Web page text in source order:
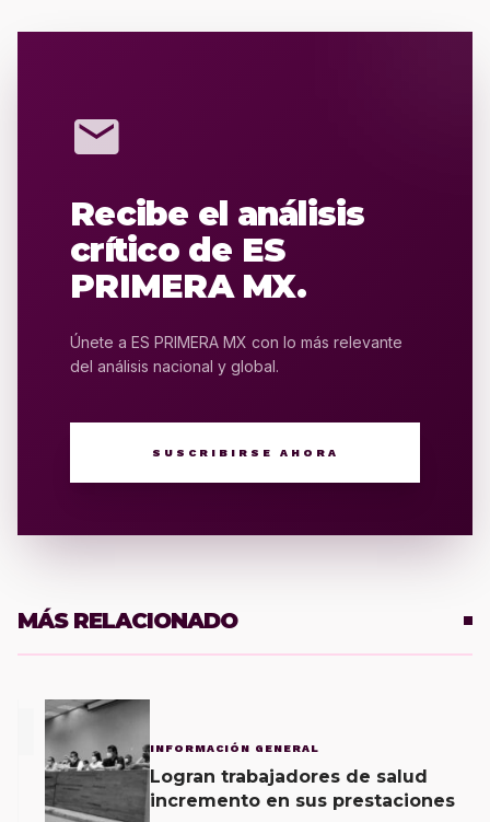
mail
Recibe el análisis
crítico de ES
PRIMERA MX.
Únete a ES PRIMERA MX con lo más relevante
del análisis nacional y global.
SUSCRIBIRSE AHORA
MÁS RELACIONADO
INFORMACIÓN GENERAL
Logran trabajadores de salud
incremento en sus prestaciones